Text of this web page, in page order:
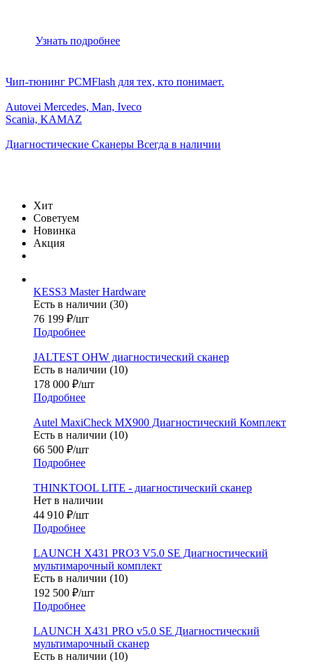
Узнать подробнее
Чип-тюнинг PCMFlash для тех, кто понимает.
Autovei Mercedes, Man, Iveco
Scania, KAMAZ
Диагностические Сканеры Всегда в наличии
Хит
Советуем
Новинка
Акция
KESS3 Master Hardware
Есть в наличии (30)
76 199 ₽/шт
Подробнее
JALTEST OHW диагностический сканер
Есть в наличии (10)
178 000 ₽/шт
Подробнее
Autel MaxiCheck MX900 Диагностический Комплект
Есть в наличии (10)
66 500 ₽/шт
Подробнее
THINKTOOL LITE - диагностический сканер
Нет в наличии
44 910 ₽/шт
Подробнее
LAUNCH X431 PRO3 V5.0 SE Диагностический
мультимарочный комплект
Есть в наличии (10)
192 500 ₽/шт
Подробнее
LAUNCH X431 PRO v5.0 SE Диагностический
мультимарочный сканер
Есть в наличии (10)